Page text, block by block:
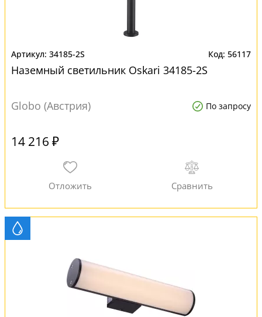
34185-2S 56117
Наземный светильник Oskari 34185-2S
Globo (Австрия) По запросу
14 216 ₽